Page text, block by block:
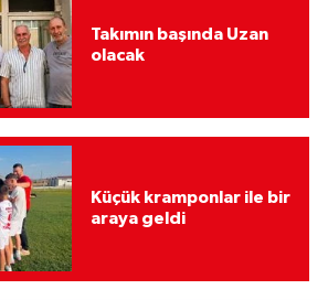
Takımın başında Uzan
olacak
Küçük kramponlar ile bir
araya geldi